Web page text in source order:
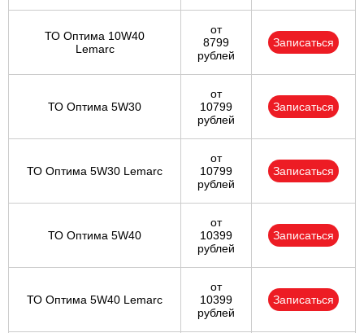
ТО Оптима 10W40
Lemarc
от
8799
рублей
Записаться
ТО Оптима 5W30
от
10799
рублей
Записаться
ТО Оптима 5W30 Lemarc
от
10799
рублей
Записаться
ТО Оптима 5W40
от
10399
рублей
Записаться
ТО Оптима 5W40 Lemarc
от
10399
рублей
Записаться